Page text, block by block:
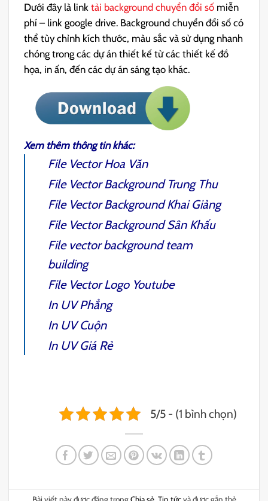
Dưới đây là linktải background chuyển đổi số miễn
phí – link google drive. Background chuyển đổi số có
thể tùy chỉnh kích thước, màu sắc và sử dụng nhanh
chóng trong các dự án thiết kế từ các thiết kế đồ
họa, in ấn, đến các dự án sáng tạo khác.
Xem thêm thông tin khác:
File Vector Hoa Văn
File Vector Background Trung Thu
File Vector Background Khai Giảng
File Vector Background Sân Khấu
File vector background team
building
File Vector Logo Youtube
In UV Phẳng
In UV Cuộn
In UVGiá Rẻ
5/5 - (1 bình chọn)